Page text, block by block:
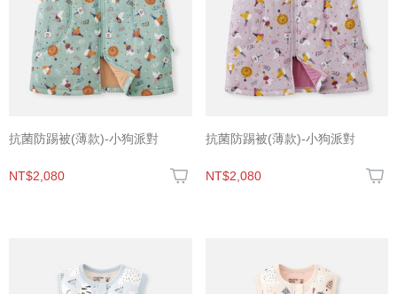
抗菌防踢被(薄款)-小狗派對
NT$2,080
抗菌防踢被(薄款)-小狗派對
NT$2,080